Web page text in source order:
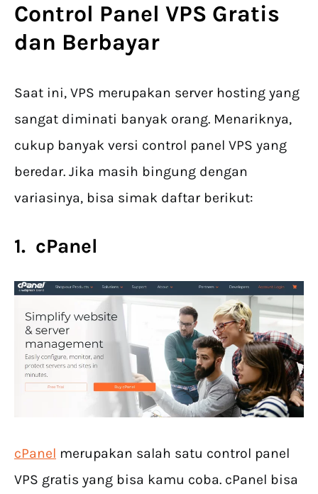
Control Panel VPS Gratis
dan Berbayar
Saat ini, VPS merupakan server hosting yang
sangat diminati banyak orang. Menariknya,
cukup banyak versi control panel VPS yang
beredar. Jika masih bingung dengan
variasinya, bisa simak daftar berikut:
1. cPanel
cPanel merupakan salah satu control panel
VPS gratis yang bisa kamu coba. cPanel bisa